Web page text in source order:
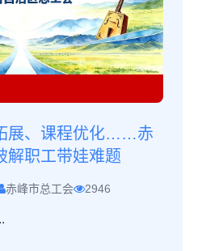
展、课程优化……赤
解职工带娃难题
赤峰市总工会 2946